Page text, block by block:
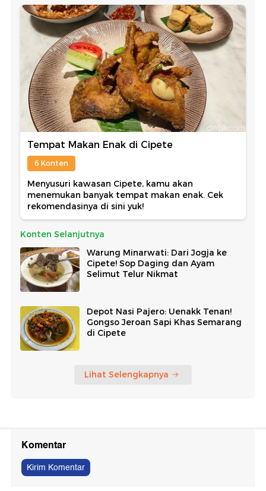
Tempat Makan Enak di Cipete
6 Konten
Menyusuri kawasan Cipete, kamu akan
menemukan banyak tempat makan enak. Cek
rekomendasinya di sini yuk!
Konten Selanjutnya
Warung Minarwati: Dari Jogja ke
Cipete! Sop Daging dan Ayam
Selimut Telur Nikmat
Depot Nasi Pajero: Uenakk Tenan!
Gongso Jeroan Sapi Khas Semarang
di Cipete
Lihat Selengkapnya
Komentar
Kirim Komentar